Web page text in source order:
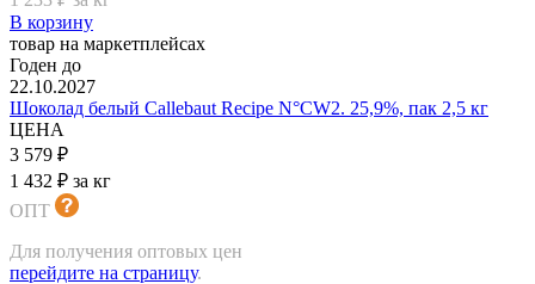
В корзину
товар на маркетплейсах
Годен до
22.10.2027
Шоколад белый Callebaut Recipe N°CW2. 25,9%, пак 2,5 кг
ЦЕНА
3 579 ₽
1 432 ₽ за кг
ОПТ
Для получения оптовых цен
перейдите на страницу.